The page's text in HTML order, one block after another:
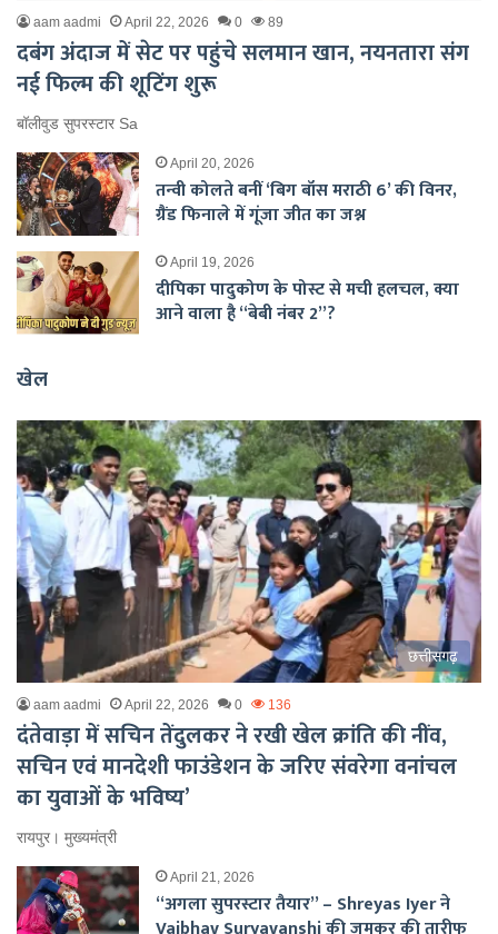
aam aadmi April 22, 2026 0 89
दबंग अंदाज में सेट पर पहुंचे सलमान खान, नयनतारा संग
नई फिल्म की शूटिंग शुरू
बॉलीवुड सुपरस्टार Sa
April 20, 2026
तन्वी कोलते बनीं ‘बिग बॉस मराठी 6’ की विनर,
ग्रैंड फिनाले में गूंजा जीत का जश्न
April 19, 2026
दीपिका पादुकोण के पोस्ट से मची हलचल, क्या
आने वाला है “बेबी नंबर 2”?
खेल
छत्तीसगढ़
aam aadmi April 22, 2026 0 136
दंतेवाड़ा में सचिन तेंदुलकर ने रखी खेल क्रांति की नींव,
सचिन एवं मानदेशी फाउंडेशन के जरिए संवरेगा वनांचल
का युवाओं के भविष्य’
रायपुर। मुख्यमंत्री
April 21, 2026
“अगला सुपरस्टार तैयार” – Shreyas Iyer ने